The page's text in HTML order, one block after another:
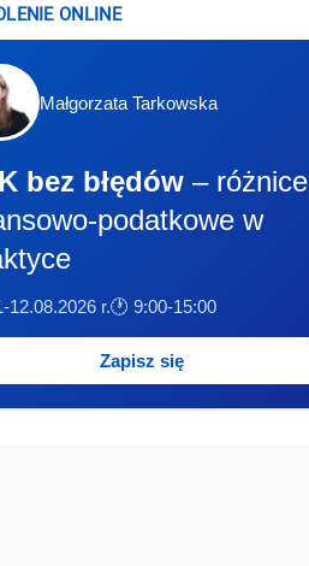
ONLINE
Małgorzata Tarkowska
bez błędów – różnice
podatkowe w
12.08.2026 r.🕐 9:00-15:00
Zapisz się